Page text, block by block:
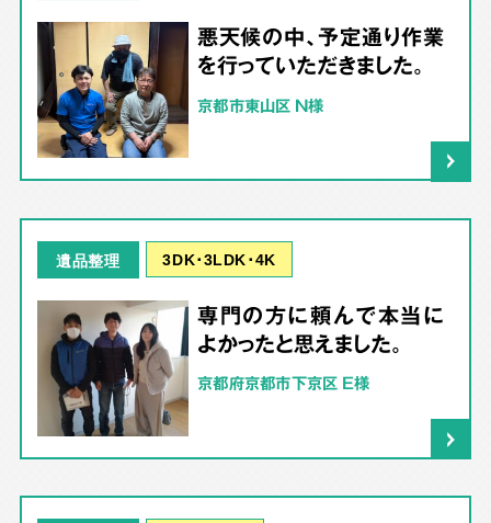
悪天候の中、予定通り作業
を行っていただきました。
京都市東山区 N様
遺品整理 3DK･3LDK･4K
専門の方に頼んで本当に
よかったと思えました。
京都府京都市下京区 E様